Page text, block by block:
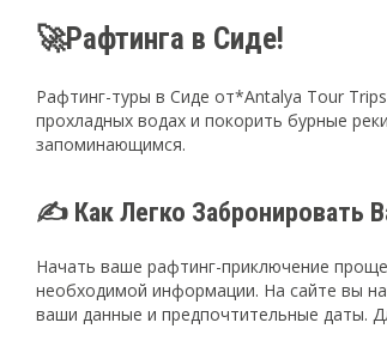
🚀Рафтинга в Сиде!
Рафтинг-туры в Сиде от*Antalya Tour
прохладных водах и покорить бурные
запоминающимся.
✍️ Как Легко Забронировать
Начать ваше рафтинг-приключение
необходимой информации. На сайте вы
ваши данные и предпочтительные даты.